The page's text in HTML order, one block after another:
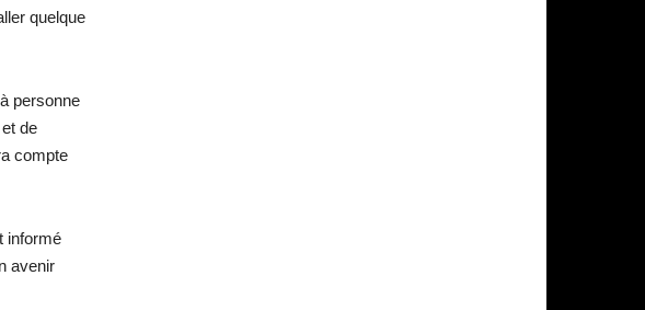
quelque
personne
de
compte
informé
avenir